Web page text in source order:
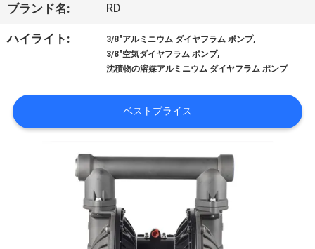
製
ビ
ブランド名: RD
ハイライト: 3/8"アルミニウム ダイヤフラム ポンプ,
3/8"空気ダイヤフラム ポンプ,
沈積物の溶媒アルミニウム ダイヤフラム ポンプ
ベストプライス